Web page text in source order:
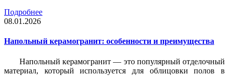
Подробнее
08.01.2026
Напольный керамогранит: особенности и преимущества
Напольный керамогранит — это популярный отделочный
материал, который используется для облицовки полов в